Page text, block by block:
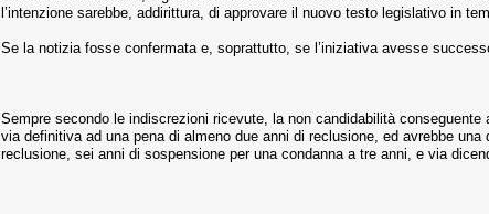
l’intenzione sarebbe, addirittura, di approvare il nuovo testo legislativo in
Se la notizia fosse confermata e, soprattutto, se l’iniziativa avesse
Sempre secondo le indiscrezioni ricevute, la non candidabilità
via definitiva ad una pena di almeno due anni di reclusione, ed avrebbe
reclusione, sei anni di sospensione per una condanna a tre anni, e via